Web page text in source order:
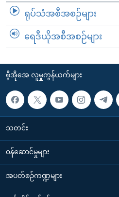
ရုပ်သံအစီအစဉ်များ
ရေဒီယိုအစီအစဉ်များ
ဗွီအိုအေ လူမှုကွန်ယက်များ
သတင်း
၀န်ဆောင်မှုများ
အပတ်စဉ်ကဏ္ဍများ